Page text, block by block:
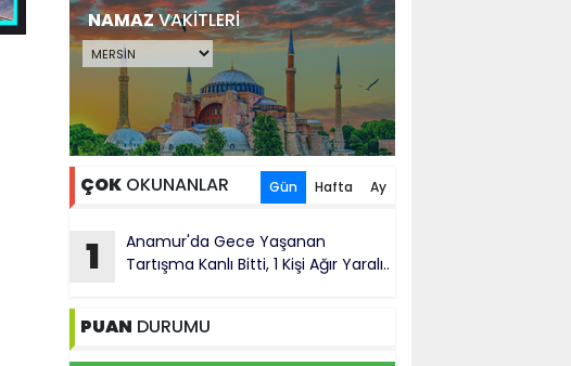
NAMAZVAKİTLERİ
ÇOK OKUNANLAR Gün Hafta Ay
1
Anamur'da Gece Yaşanan
Tartışma Kanlı Bitti, 1 Kişi Ağır Yaralı..
PUAN DURUMU